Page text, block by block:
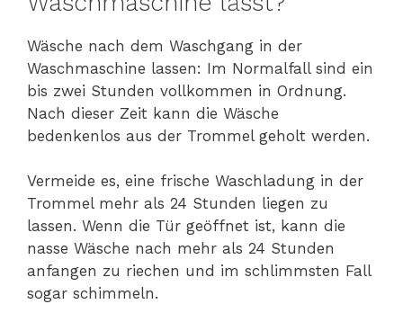
Wäsche nach dem Waschgang in der
Waschmaschine lassen: Im Normalfall sind ein
bis zwei Stunden vollkommen in Ordnung.
Nach dieser Zeit kann die Wäsche
bedenkenlos aus der Trommel geholt werden.
Vermeide es, eine frische Waschladung in der
Trommel mehr als 24 Stunden liegen zu
lassen. Wenn die Tür geöffnet ist, kann die
nasse Wäsche nach mehr als 24 Stunden
anfangen zu riechen und im schlimmsten Fall
sogar schimmeln.